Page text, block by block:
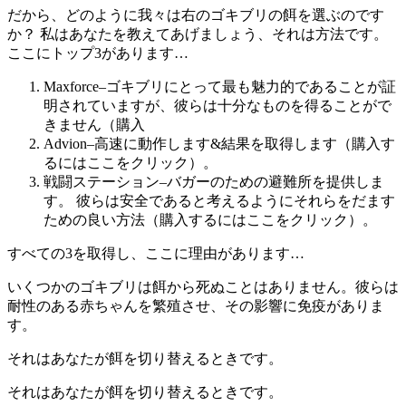
だから、どのように我々は右のゴキブリの餌を選ぶのです
か？ 私はあなたを教えてあげましょう、それは方法です。
ここにトップ3があります…
Maxforce–ゴキブリにとって最も魅力的であることが証
明されていますが、彼らは十分なものを得ることがで
きません（購入
Advion–高速に動作します&結果を取得します（購入す
るにはここをクリック）。
戦闘ステーション–バガーのための避難所を提供しま
す。 彼らは安全であると考えるようにそれらをだます
ための良い方法（購入するにはここをクリック）。
すべての3を取得し、ここに理由があります…
いくつかのゴキブリは餌から死ぬことはありません。彼らは
耐性のある赤ちゃんを繁殖させ、その影響に免疫がありま
す。
それはあなたが餌を切り替えるときです。
それはあなたが餌を切り替えるときです。